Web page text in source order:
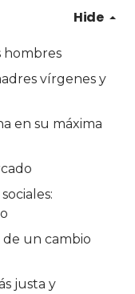
Hide
hombres
vírgenes y
en su máxima
un cambio
justa y